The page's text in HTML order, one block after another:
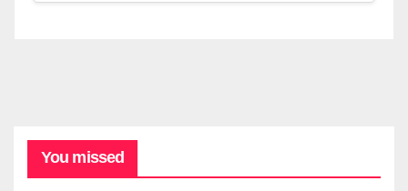
You missed